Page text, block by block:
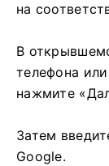
на
В
телефона
нажмите
Затем
Google.